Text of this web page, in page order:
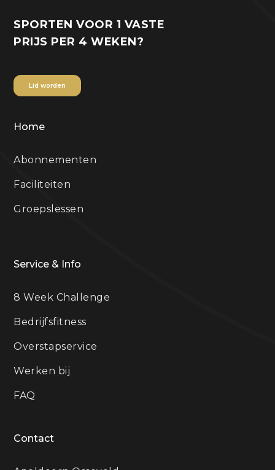
SPORTEN VOOR 1 VASTE
PRIJS PER 4 WEKEN?
Lid worden
Home
Abonnementen
Faciliteiten
Groepslessen
Service & Info
8 Week Challenge
Bedrijfsfitness
Overstapservice
Werken bij
FAQ
Contact